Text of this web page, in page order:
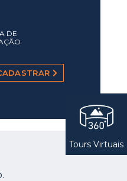
DE
Tours Virtuais